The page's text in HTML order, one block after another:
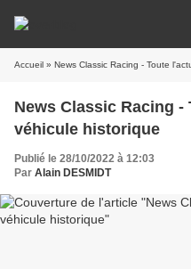
Accueil » News Classic Racing - Toute
News Classic Racing
véhicule historique
Publié le 28/10/2022 à 12:03
Par Alain DESMIDT